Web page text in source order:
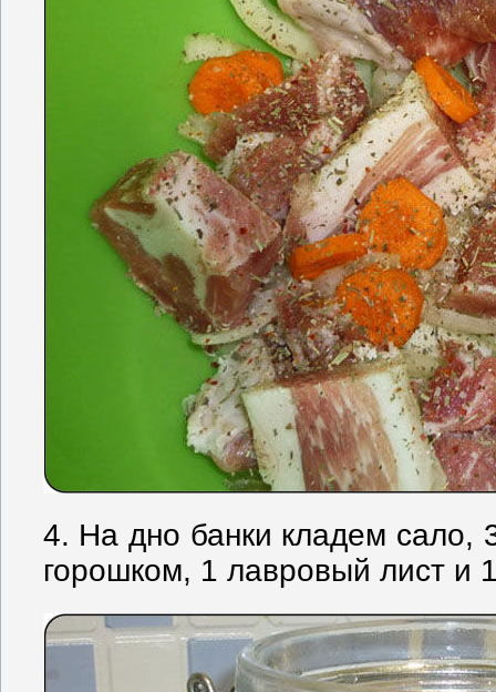
4. На дно банки кладем сало,
горошком, 1 лавровый лист и